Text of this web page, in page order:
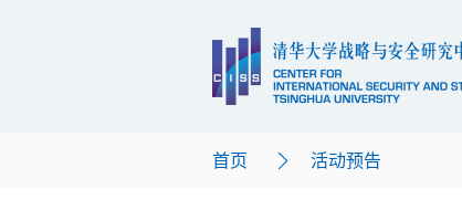
首页 活动预告